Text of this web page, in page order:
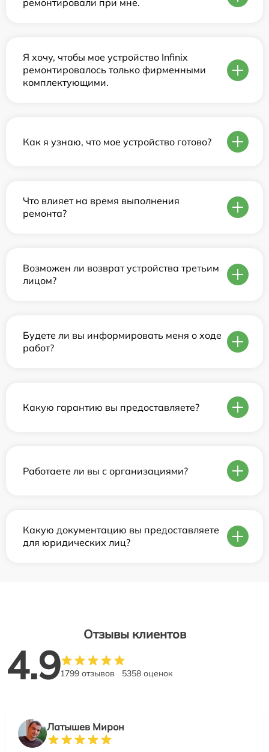
ремонтировали при мне.
Я хочу, чтобы мое устройство Infinix
ремонтировалось только фирменными
комплектующими.
Как я узнаю, что мое устройство готово?
Что влияет на время выполнения
ремонта?
Возможен ли возврат устройства третьим
лицом?
Будете ли вы информировать меня о ходе
работ?
Какую гарантию вы предоставляете?
Работаете ли вы с организациями?
Какую документацию вы предоставляете
для юридических лиц?
Отзывы клиентов
4.91799 отзывов 5358 оценок
Латышев Мирон